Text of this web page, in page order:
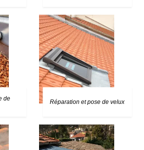
de
Réparation et pose de velux